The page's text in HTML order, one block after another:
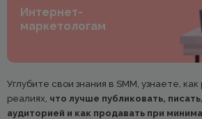
Интернет-
маркетологам
Углубите свои знания в SMM, узнаете,
реалиях, что лучше публиковать,
аудиторией и как продавать при